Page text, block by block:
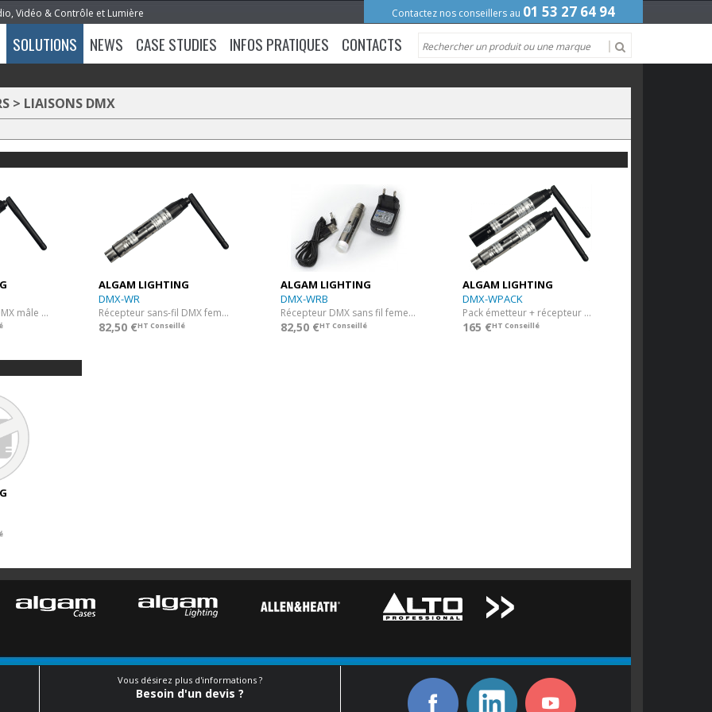
Vidéo & Contrôle et Lumière Contactez nos conseillers au 01 53 27 64 94
SOLUTIONS NEWS CASE STUDIES INFOS PRATIQUES CONTACTS
> LIAISONS DMX
Emetteur sans-fil DMX mâle 3 points
ALGAM LIGHTING
DMX-WR
Récepteur sans-fil DMX femelle 3 points
82,50 €HT Conseillé
ALGAM LIGHTING
DMX-WRB
Récepteur DMX sans fil femelle 3 points avec batterie
82,50 €HT Conseillé
ALGAM LIGHTING
DMX-WPACK
Pack émetteur + récepteur DMX sans-fil
165 €HT Conseillé
Vous désirez plus d'informations ?
Besoin d'un devis ?